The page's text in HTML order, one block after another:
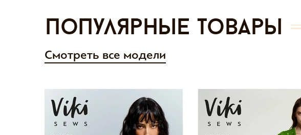
Популярные товары
Смотреть все модели